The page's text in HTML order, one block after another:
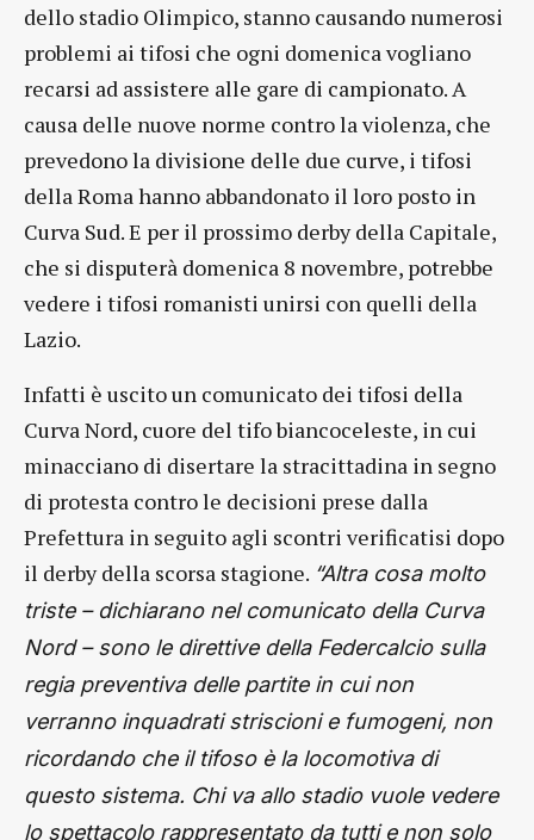
dello stadio Olimpico, stanno causando numerosi
problemi ai tifosi che ogni domenica vogliano
recarsi ad assistere alle gare di campionato. A
causa delle nuove norme contro la violenza, che
prevedono la divisione delle due curve, i tifosi
della Roma hanno abbandonato il loro posto in
Curva Sud. E per il prossimo derby della Capitale,
che si disputerà domenica 8 novembre, potrebbe
vedere i tifosi romanisti unirsi con quelli della
Lazio.
Infatti è uscito un comunicato dei tifosi della
Curva Nord, cuore del tifo biancoceleste, in cui
minacciano di disertare la stracittadina in segno
di protesta contro le decisioni prese dalla
Prefettura in seguito agli scontri verificatisi dopo
il derby della scorsa stagione. “Altra cosa molto
triste – dichiarano nel comunicato della Curva
Nord – sono le direttive della Federcalcio sulla
regia preventiva delle partite in cui non
verranno inquadrati striscioni e fumogeni, non
ricordando che il tifoso è la locomotiva di
questo sistema. Chi va allo stadio vuole vedere
lo spettacolo rappresentato da tutti e non solo